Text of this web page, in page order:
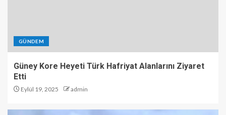
GÜNDEM
Güney Kore Heyeti Türk Hafriyat Alanlarını Ziyaret
Etti
Eylül 19, 2025 admin